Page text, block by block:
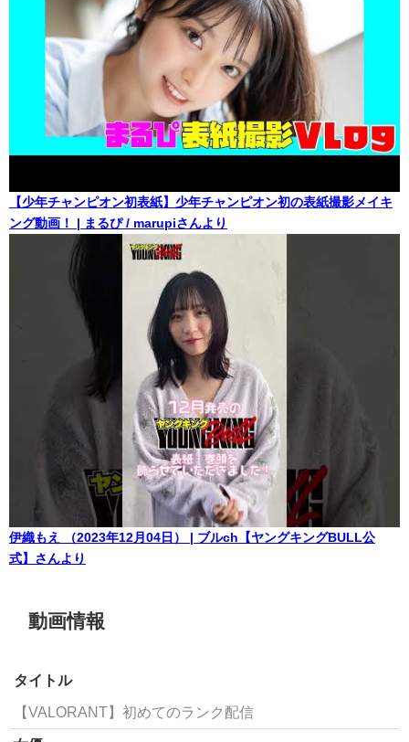
【少年チャンピオン初表紙】少年チャンピオン初の表紙撮影メイキ
ング動画！ | まるぴ / marupiさんより
伊織もえ （2023年12月04日） | ブルch【ヤングキングBULL公
式】さんより
動画情報
タイトル
【VALORANT】初めてのランク配信